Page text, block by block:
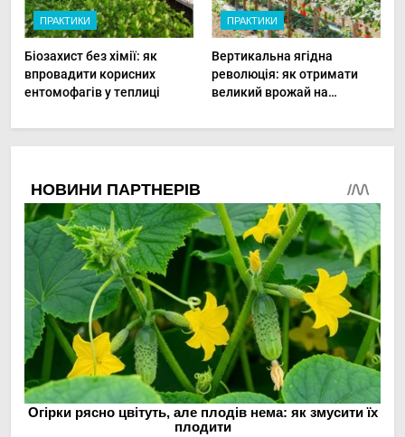
ПРАКТИКИ
Біозахист без хімії: як
впровадити корисних
ентомофагів у теплиці
ПРАКТИКИ
Вертикальна ягідна
революція: як отримати
великий врожай на